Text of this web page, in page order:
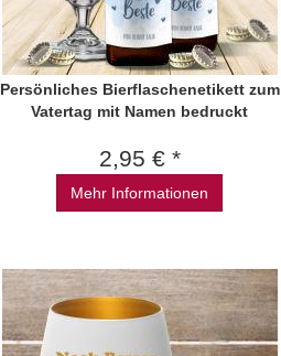
Persönliches Bierflaschenetikett zum
Vatertag mit Namen bedruckt
2,95 € *
Mehr Informationen